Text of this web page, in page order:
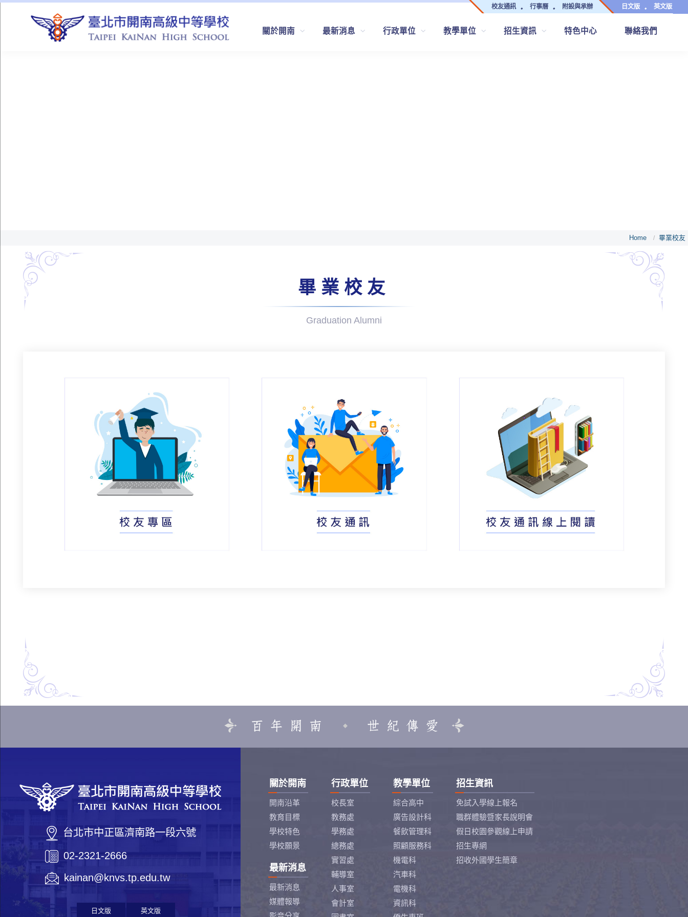
校友通訊 行事曆 附設與承辦 日文版 英文版
關於開南 最新消息 行政單位 教學單位 招生資訊 特色中心 聯絡我們
QUICK LINKS
Home / 畢業校友
畢業校友
Graduation Alumni
台北市中正區濟南路一段六號
02-2321-2666
kainan@knvs.tp.edu.tw
日文版 英文版
關於開南
開南沿革
教育目標
學校特色
學校願景
最新消息
最新消息
媒體報導
行政單位
校長室
教務處
學務處
總務處
實習處
輔導室
人事室
會計室
教學單位
綜合高中
廣告設計科
餐飲管理科
照顧服務科
機電科
汽車科
電機科
資訊科
招生資訊
免試入學線上報名
職群體驗暨家長說明會
假日校園參觀線上申請
招生專網
招收外國學生簡章